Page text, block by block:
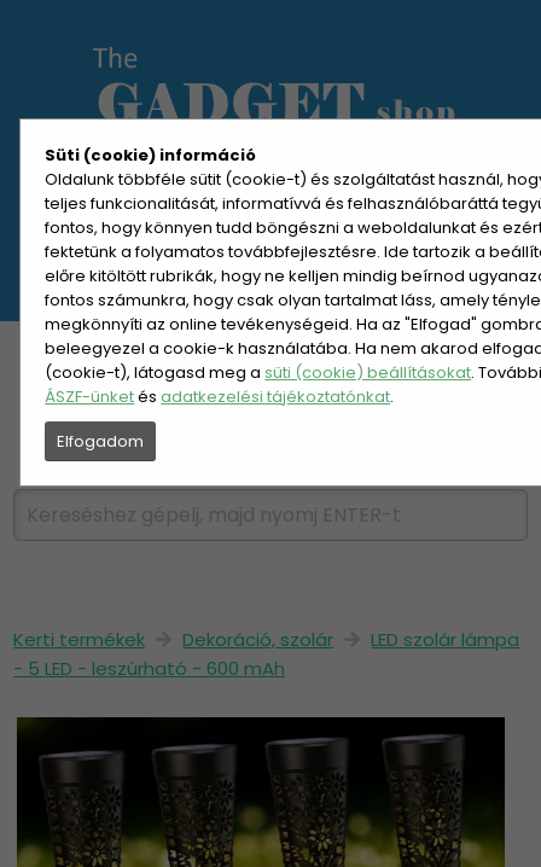
Süti (cookie) információ
Oldalunk többféle sütit (cookie-t) és szolgáltatást használ,
teljes funkcionalitását, informatívvá és felhasználóbaráttá
fontos, hogy könnyen tudd böngészni a weboldalunkat és
fektetünk a folyamatos továbbfejlesztésre. Ide tartozik a
előre kitöltött rubrikák, hogy ne kelljen mindig beírnod
fontos számunkra, hogy csak olyan tartalmat láss, amely
megkönnyíti az online tevékenységeid. Ha az "Elfogad"
beleegyezel a cookie-k használatába. Ha nem akarod
(cookie-t), látogasd meg asüti (cookie) beállításokat.
ÁSZF-ünketésadatkezelési tájékoztatónkat.
Elfogadom
MENÜ MEGNYITÁSA
REGISZTRÁCIÓ BELÉPÉS
KATEGÓRIÁK HETI AJÁNLAT
ÚJDONSÁGOK NÉPSZERŰ
Kerti termékek Dekoráció, szolár
LED szolár lámpa
- 5 LED - leszúrható - 600 mAh